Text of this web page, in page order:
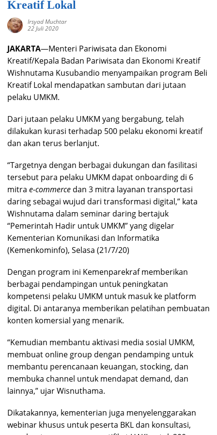
Kreatif Lokal
Irsyad Muchtar
22 Juli 2020
JAKARTA—Menteri Pariwisata dan Ekonomi
Kreatif/Kepala Badan Pariwisata dan Ekonomi Kreatif
Wishnutama Kusubandio menyampaikan program Beli
Kreatif Lokal mendapatkan sambutan dari jutaan
pelaku UMKM.
Dari jutaan pelaku UMKM yang bergabung, telah
dilakukan kurasi terhadap 500 pelaku ekonomi kreatif
dan akan terus berlanjut.
“Targetnya dengan berbagai dukungan dan fasilitasi
tersebut para pelaku UMKM dapat onboarding di 6
mitra e-commerce dan 3 mitra layanan transportasi
daring sebagai wujud dari transformasi digital,” kata
Wishnutama dalam seminar daring bertajuk
“Pemerintah Hadir untuk UMKM” yang digelar
Kementerian Komunikasi dan Informatika
(Kemenkominfo), Selasa (21/7/20)
Dengan program ini Kemenparekraf memberikan
berbagai pendampingan untuk peningkatan
kompetensi pelaku UMKM untuk masuk ke platform
digital. Di antaranya memberikan pelatihan pembuatan
konten komersial yang menarik.
“Kemudian membantu aktivasi media sosial UMKM,
membuat online group dengan pendamping untuk
membantu perencanaan keuangan, stocking, dan
membuka channel untuk mendapat demand, dan
lainnya,” ujar Wisnuthama.
Dikatakannya, kementerian juga menyelenggarakan
webinar khusus untuk peserta BKL dan konsultasi,